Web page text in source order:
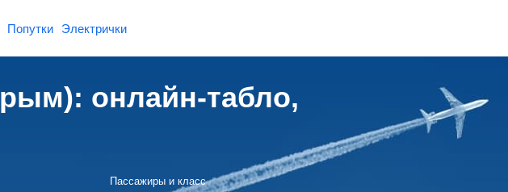
Попутки Электрички
онлайн-табло,
Пассажиры и класс